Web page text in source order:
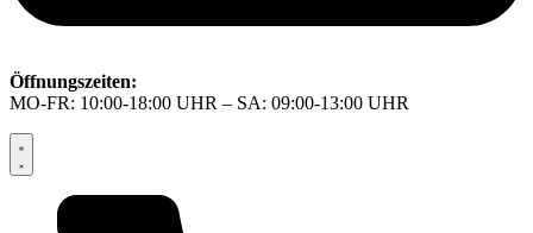
Öffnungszeiten:
MO-FR: 10:00-18:00 UHR – SA: 09:00-13:00 UHR